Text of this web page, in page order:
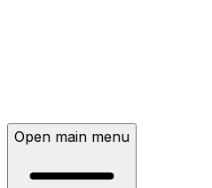
Open main menu